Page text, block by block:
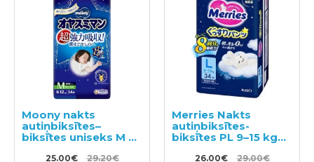
Moony nakts
autiņbiksītes–
biksītes uniseks M 6–
25.00€ 29.20€
Merries Nakts
autiņbiksītes-
biksītes PL 9–15 kg
26.00€ 29.00€